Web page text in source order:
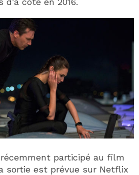
participé au film
sortie est prévue sur Netflix